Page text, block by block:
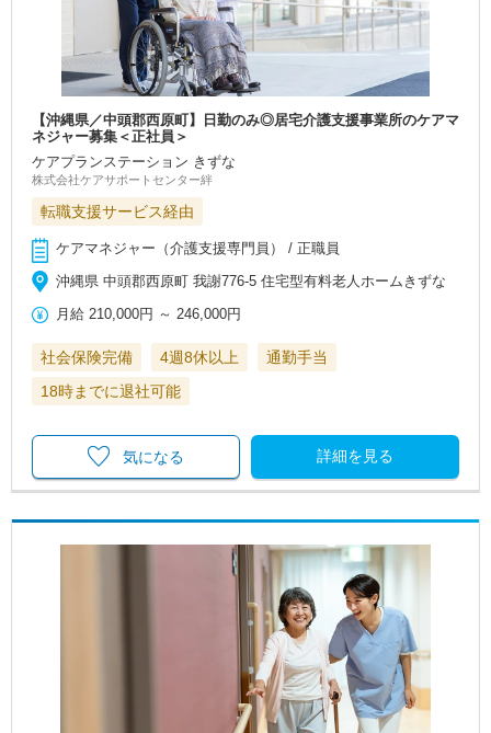
【沖縄県／中頭郡西原町】日勤のみ◎居宅介護支援事業所のケアマ
ネジャー募集＜正社員＞
ケアプランステーション きずな
株式会社ケアサポートセンター絆
転職支援サービス経由
ケアマネジャー（介護支援専門員） / 正職員
沖縄県 中頭郡西原町 我謝776-5 住宅型有料老人ホームきずな
月給 210,000円 ～ 246,000円
社会保険完備 4週8休以上
通勤手当
18時までに退社可能
詳細を見る
気になる